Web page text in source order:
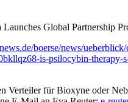
Global Partnership
boerse/news/ueberblick/
is-psilocybin-therapy-
Verteiler für Bioxyne oder